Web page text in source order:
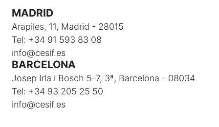
MADRID
Arapiles, 11, Madrid - 28015
Tel: +34 91 593 83 08
info@cesif.es
BARCELONA
Josep Irla i Bosch 5-7, 3ª, Barcelona - 08034
Tel: +34 93 205 25 50
info@cesif.es